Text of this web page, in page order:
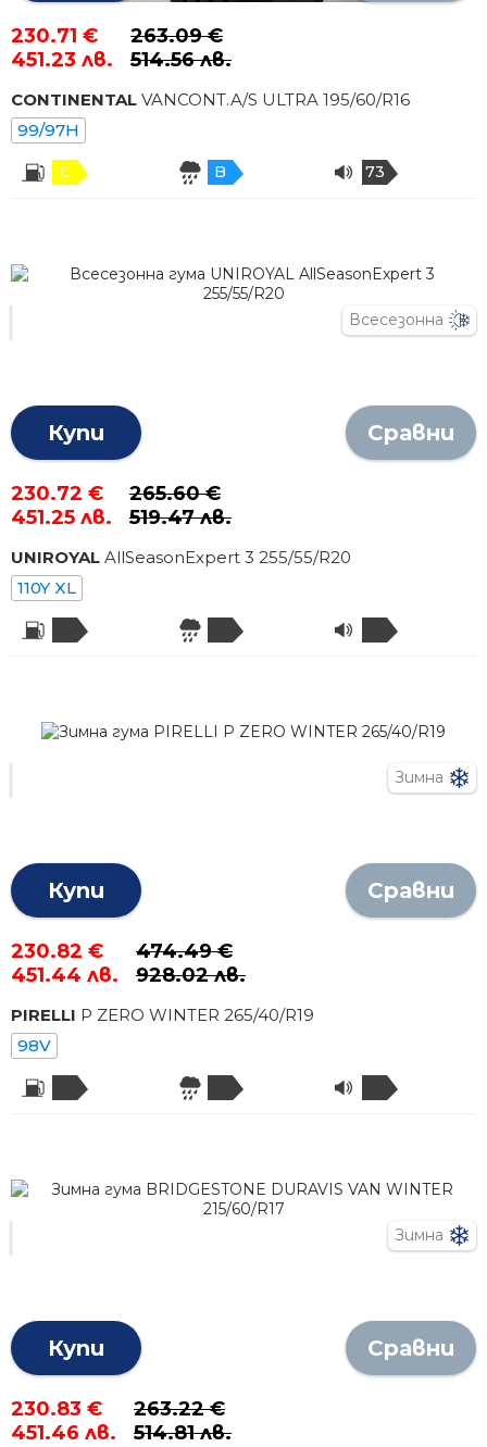
230.71 €
451.23 лв.
263.09 €
514.56 лв.
CONTINENTAL VANCONT.A/S ULTRA 195/60/R16
99/97H
C B 73
Всесезонна
Купи Сравни
230.72 €
451.25 лв.
265.60 €
519.47 лв.
UNIROYAL AllSeasonExpert 3 255/55/R20
110Y XL
Зимна
Купи Сравни
230.82 €
451.44 лв.
474.49 €
928.02 лв.
PIRELLI P ZERO WINTER 265/40/R19
98V
Зимна
Купи Сравни
230.83 €
451.46 лв.
263.22 €
514.81 лв.